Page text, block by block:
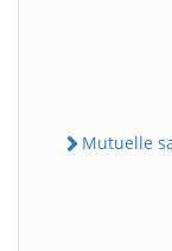
Mutuelle